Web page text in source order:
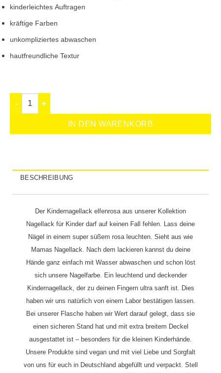
kinderleichtes Auftragen
kräftige Farben
unkompliziertes abwaschen
hautfreundliche Textur
IN DEN WARENKORB
BESCHREIBUNG
Der Kindernagellack elfenrosa aus unserer Kollektion
Nagellack für Kinder darf auf keinen Fall
fehlen. Lass deine
Nägel in einem super süßem rosa leuchten. Sieht aus wie
Mamas Nagellack. Nach dem lackieren kannst du deine
Hände ganz einfach mit Wasser abwaschen und schon löst
sich unsere Nagelfarbe.
Ein leuchtend und deckender
Kindernagellack, der zu deinen Fingern ultra sanft ist. Dies
haben wir uns natürlich von einem Labor bestätigen lassen.
Bei unserer Flasche haben wir Wert darauf gelegt, dass sie
einen sicheren Stand hat und mit extra breitem Deckel
ausgestattet ist – besonders für die kleinen Kinderhände.
Unsere Produkte sind vegan und mit viel Liebe und Sorgfalt
von uns für euch in Deutschland abgefüllt und verpackt. Stell